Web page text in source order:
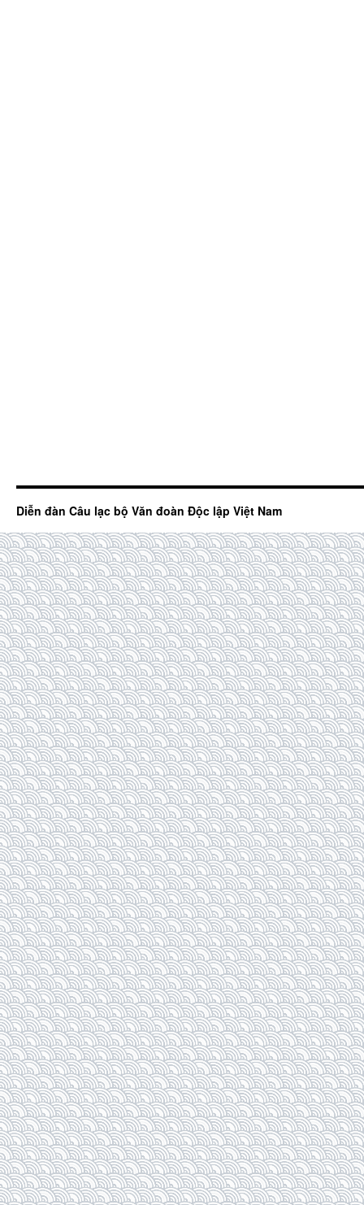
Diễn đàn Câu lạc bộ Văn đoàn Độc lập Việt Nam